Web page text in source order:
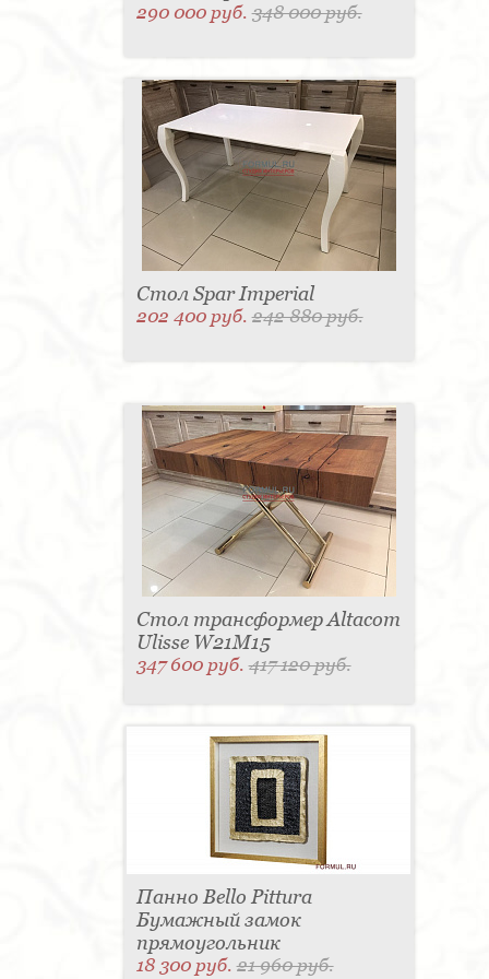
290 000 руб.348 000 руб.
Стол Spar Imperial
202 400 руб.242 880 руб.
Стол трансформер Altacom
Ulisse W21M15
347 600 руб.417 120 руб.
Панно Bello Pittura
Бумажный замок
прямоугольник
18 300 руб.21 960 руб.